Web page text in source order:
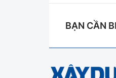
BẠN CẦN